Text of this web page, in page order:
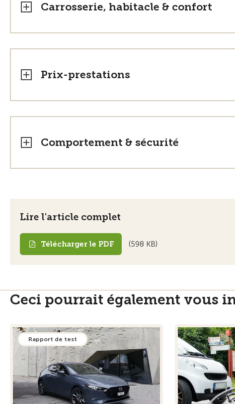
Carrosserie, habitacle & confort
Prix-prestations
Comportement & sécurité
Lire l'article complet
Télécharger le PDF (598 KB)
Ceci pourrait également vous
Rapport de test